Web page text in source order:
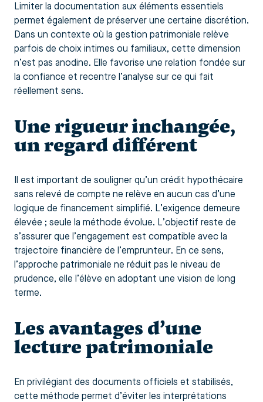
Limiter la documentation aux éléments essentiels
permet également de préserver une certaine discrétion.
Dans un contexte où la gestion patrimoniale relève
parfois de choix intimes ou familiaux, cette dimension
n’est pas anodine. Elle favorise une relation fondée sur
la confiance et recentre l’analyse sur ce qui fait
réellement sens.
Une rigueur inchangée,
un regard différent
Il est important de souligner qu’un crédit hypothécaire
sans relevé de compte ne relève en aucun cas d’une
logique de financement simplifié. L’exigence demeure
élevée ; seule la méthode évolue. L’objectif reste de
s’assurer que l’engagement est compatible avec la
trajectoire financière de l’emprunteur. En ce sens,
l’approche patrimoniale ne réduit pas le niveau de
prudence, elle l’élève en adoptant une vision de long
terme.
Les avantages d’une
lecture patrimoniale
En privilégiant des documents officiels et stabilisés,
cette méthode permet d’éviter les interprétations